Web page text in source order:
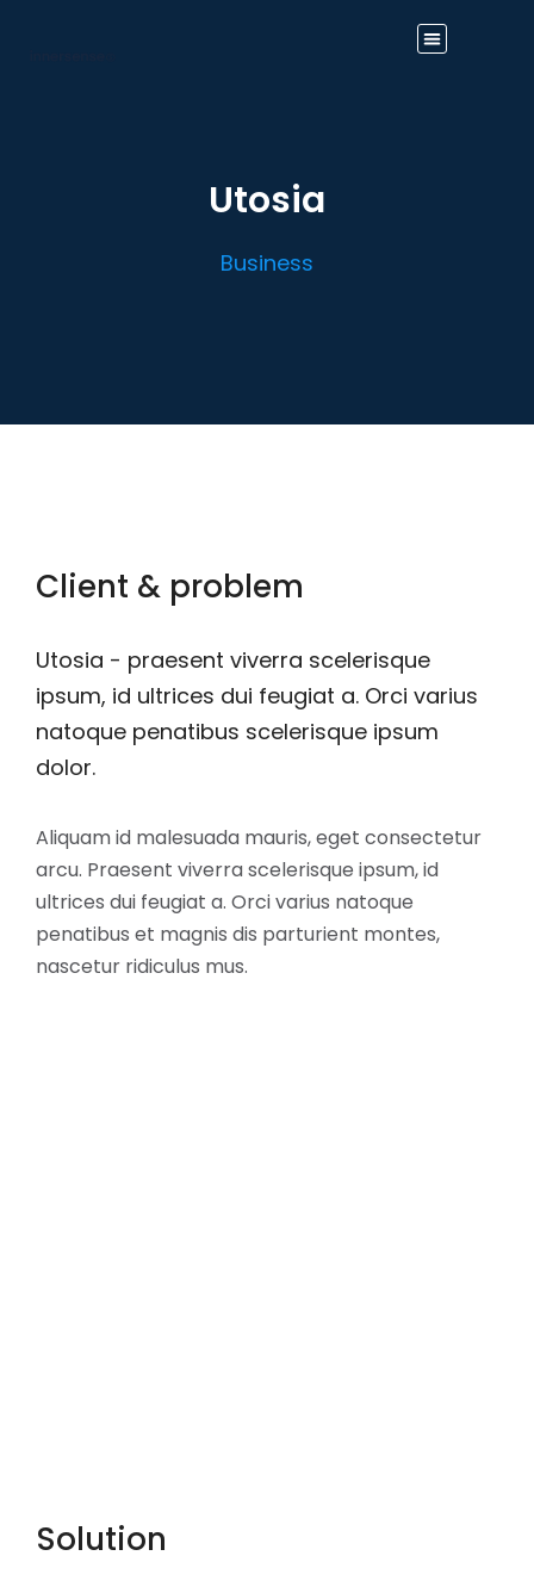
Utosia
Business
Client & problem
Utosia - praesent viverra scelerisque
ipsum, id ultrices dui feugiat a. Orci varius
natoque penatibus scelerisque ipsum
dolor.
Aliquam id malesuada mauris, eget consectetur
arcu. Praesent viverra scelerisque ipsum, id
ultrices dui feugiat a. Orci varius natoque
penatibus et magnis dis parturient montes,
nascetur ridiculus mus.
Solution